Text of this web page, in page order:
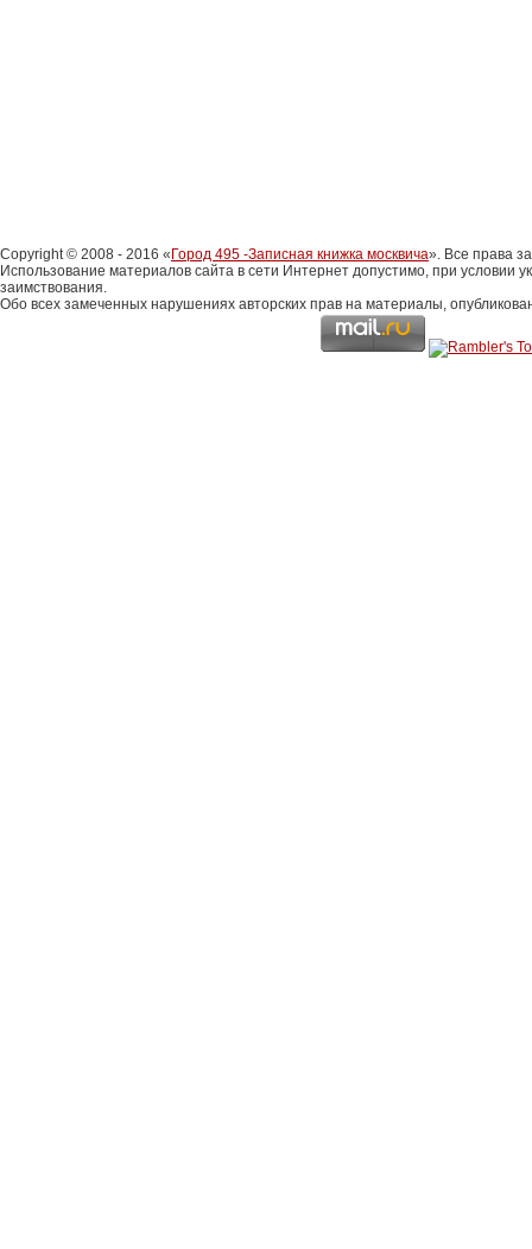
Copyright © 2008 - 2016 « Город 495 -Записная книжка москвича». Все права
Использование материалов сайта в сети Интернет допустимо, при условии
заимствования.
Обо всех замеченных нарушениях авторских прав на материалы,